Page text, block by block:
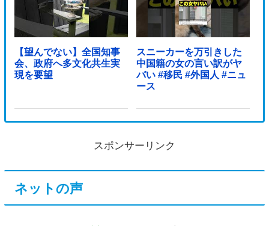
【望んでない】全国知事
会、政府へ多文化共生実
現を要望
スニーカーを万引きした
中国籍の女の言い訳がヤ
バい #移民 #外国人 #ニュ
ース
スポンサーリンク
ネットの声